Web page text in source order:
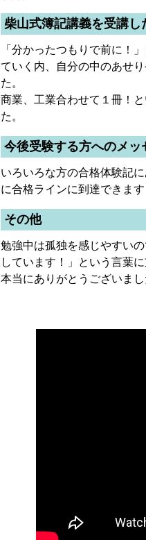
柴山式簿記講義を受講し
「分かったつもりで前に！
ていく内、自分の中のあせ
た。
商業、工業合わせて１冊！
た。
今後受験する方へのメッ
いろいろな方の合格体験記
に合格ラインに到達できます
その他
勉強中は孤独を感じやすい
しています！」という言葉
本当にありがとうございまし